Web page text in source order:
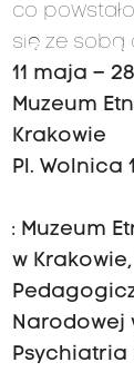
co
się ze sobą
11 maja –
Muzeum
Krakowie
Pl. Wolnica 1
: Muzeum
w
Narodowej
Psychiatria